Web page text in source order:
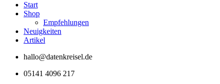
Start
Shop
Empfehlungen
Neuigkeiten
Artikel
hallo@datenkreisel.de
05141 4096 217